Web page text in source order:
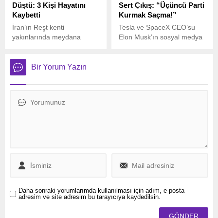
Woody.
Düştü: 3 Kişi Hayatını
Kaybetti
İran’ın Reşt kenti
yakınlarında meydana
haber ajansı IRNA’nın
verdiği bilgiye göre, düşen
eğitim uçağında pilot,
mühendisinden oluşan
Sert Çıkış: “Üçüncü Parti
Kurmak Saçma!”
Tesla ve SpaceX CEO’su
Elon Musk’ın sosyal medya
Trump’tan sert bir açıklama
Bir Yorum Yazın
Daha sonraki yorumlarımda kullanılması için adım, e-posta
adresim ve site adresim bu tarayıcıya kaydedilsin.